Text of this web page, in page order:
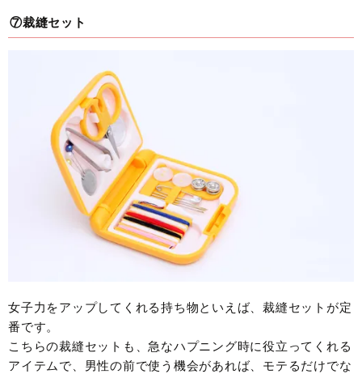
⑦裁縫セット
女子力をアップしてくれる持ち物といえば、裁縫セットが定
番です。
こちらの裁縫セットも、急なハプニング時に役立ってくれる
アイテムで、男性の前で使う機会があれば、モテるだけでな